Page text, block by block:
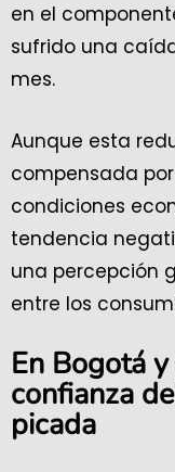
en el
sufrido una
mes.
Aunque esta
compensada
condiciones
tendencia
una percepción
entre los
En Bogotá
confianza
picada